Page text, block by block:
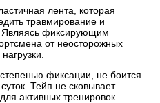
лента, которая
травмирование и
Являясь фиксирующим
от неосторожных
фиксации, не боится
Тейп не сковывает
активных тренировок.